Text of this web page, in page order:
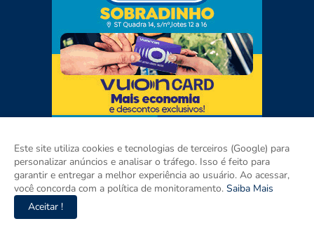
Este site utiliza cookies e tecnologias de terceiros (Google) para
personalizar anúncios e analisar o tráfego. Isso é feito para
garantir e entregar a melhor experiência ao usuário. Ao acessar,
você concorda com a política de monitoramento. Saiba Mais
Aceitar !